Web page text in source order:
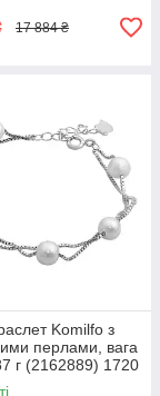
17 884 ₴
Komilfo з
перлами, вага
г (2162889) 1720